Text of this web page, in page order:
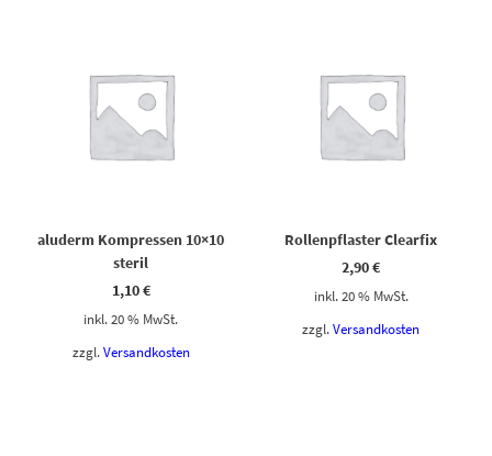
aluderm Kompressen 10×10
steril
1,10€
inkl. 20 % MwSt.
zzgl. Versandkosten
Rollenpflaster Clearfix
2,90€
inkl. 20 % MwSt.
zzgl.Versandkosten